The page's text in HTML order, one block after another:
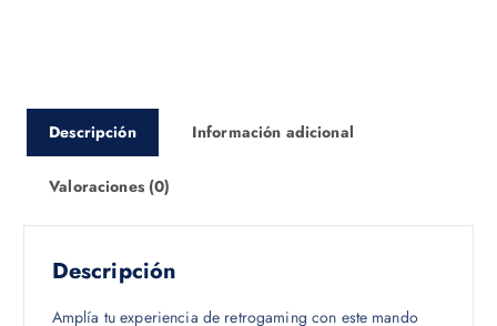
Descripción Información adicional
Valoraciones (0)
Descripción
Amplía tu experiencia de retrogaming con este mando